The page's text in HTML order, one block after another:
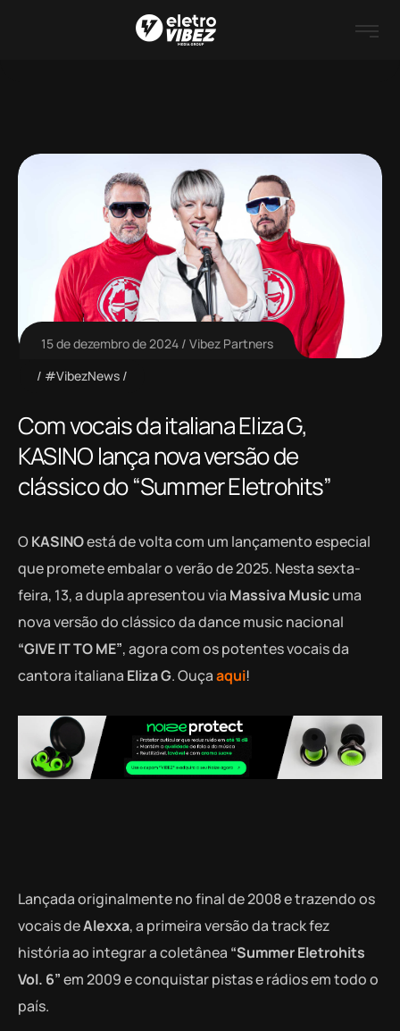
15 de dezembro de 2024
Vibez Partners
#VibezNews
Com vocais da italiana Eliza G,
KASINO lança nova versão de
clássico do “Summer Eletrohits”
OKASINOestá de volta com um lançamento especial
que promete embalar o verão de 2025. Nesta sexta-
feira, 13, a dupla apresentou via Massiva Musicuma
nova versão do clássico da dance music nacional
“GIVE IT TO ME”, agora com os potentes vocais da
cantora italiana Eliza G. Ouçaaqui!
Lançada originalmente no final de 2008 e trazendo os
vocais deAlexxa, a primeira versão da track fez
história ao integrar a coletânea “Summer Eletrohits
Vol. 6”em 2009 e conquistar pistas e rádios em todo o
país.